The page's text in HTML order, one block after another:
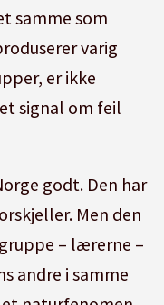
samme som
varig
er ikke
signal om feil
godt. Den har
Men den
– lærerne –
andre i samme